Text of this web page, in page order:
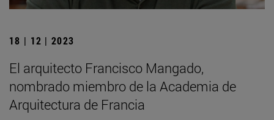
18 | 12 | 2023
El arquitecto Francisco Mangado,
nombrado miembro de la Academia de
Arquitectura de Francia